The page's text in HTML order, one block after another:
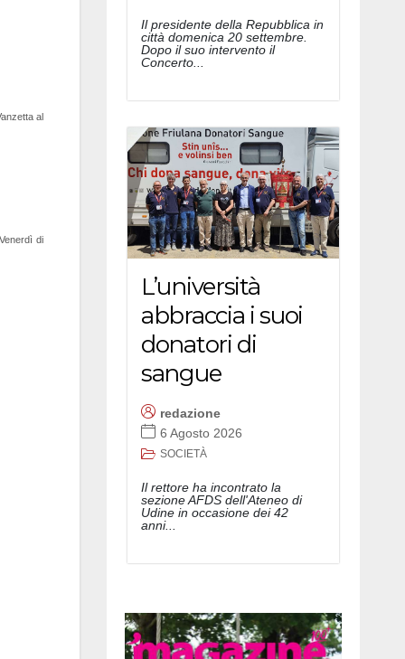
al
di
Il presidente della Repubblica in
città domenica 20 settembre.
Dopo il suo intervento il
Concerto...
L’università
abbraccia i suoi
donatori di
sangue
redazione
6 Agosto 2026
SOCIETÀ
Il rettore ha incontrato la
sezione AFDS dell'Ateneo di
Udine in occasione dei 42
anni...